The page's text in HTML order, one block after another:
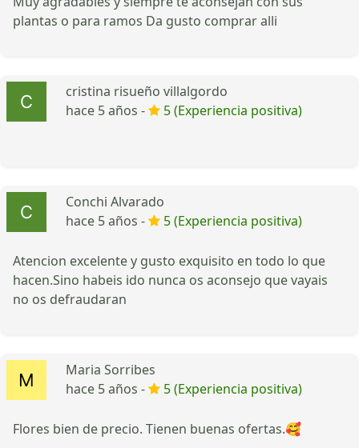
plantas o para ramos Da gusto comprar alli
cristina risueño villalgordo
hace 5 años -
5 (Experiencia positiva)
Conchi Alvarado
hace 5 años -
5 (Experiencia positiva)
Atencion excelente y gusto exquisito en todo lo que
hacen.Sino habeis ido nunca os aconsejo que vayais
no os defraudaran
Maria Sorribes
hace 5 años -
5 (Experiencia positiva)
Flores bien de precio. Tienen buenas ofertas.🥰